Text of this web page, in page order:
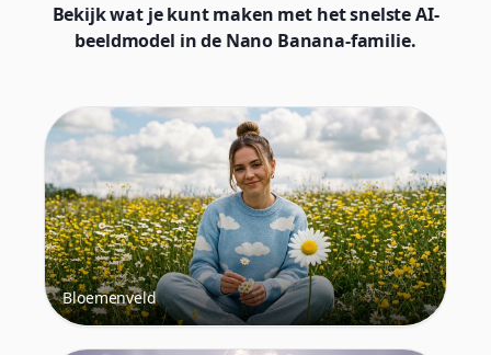
Bekijk wat je kunt maken met het snelste AI-
beeldmodel in de Nano Banana-familie.
Bloemenveld